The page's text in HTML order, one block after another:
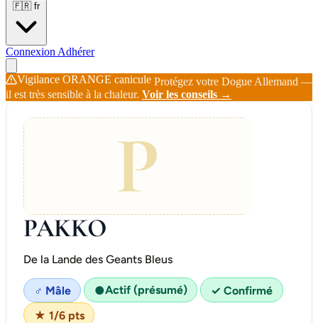
🇫🇷 fr
Connexion Adhérer
Vigilance ORANGE canicule Protégez votre Dogue Allemand —
il est très sensible à la chaleur. Voir les conseils →
P
PAKKO
De la Lande des Geants Bleus
♂ Mâle ●Actif (présumé)
✓ Confirmé
★ 1/6 pts